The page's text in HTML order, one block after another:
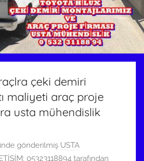
çeki demiri
maliyeti araç proje
usta mühendislik
gönderilmiş USTA
05323118894 tarafından